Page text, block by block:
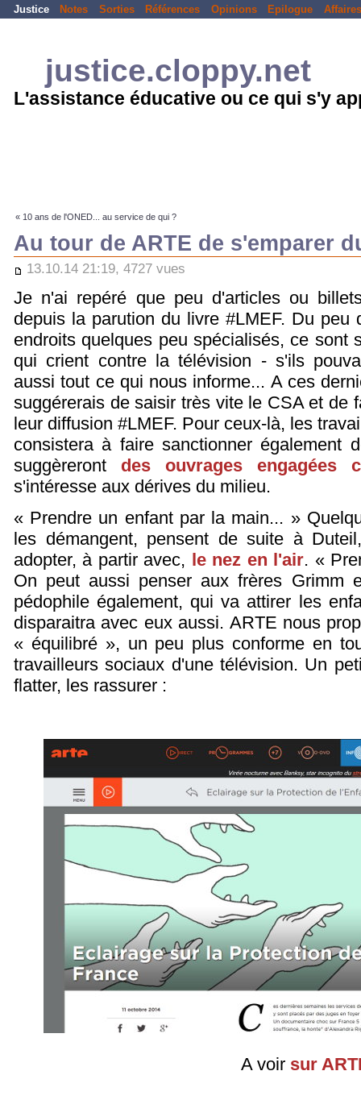
Justice Notes Sorties Références Opinions Epilogue Affaires
justice.cloppy.net
L'assistance éducative ou ce qui s'y
« 10 ans de l'ONED... au service de qui ?
Au tour de ARTE de s'emparer
13.10.14 21:19, 4727 vues
Je n'ai repéré que peu d'articles ou
depuis la parution du livre #LMEF. Du
endroits quelques peu spécialisés, ce sont
qui crient contre la télévision - s'ils
aussi tout ce qui nous informe... A ces
suggérerais de saisir très vite le CSA et de
leur diffusion #LMEF. Pour ceux-là, les
consistera à faire sanctionner également
suggèreront des ouvrages engagées
s'intéresse aux dérives du milieu.
« Prendre un enfant par la main... »
les démangent, pensent de suite à
adopter, à partir avec, le nez en l'air. «
On peut aussi penser aux frères Grimm
pédophile également, qui va attirer les
disparaitra avec eux aussi. ARTE nous
« équilibré », un peu plus conforme en
travailleurs sociaux d'une télévision. Un
flatter, les rassurer :
A voir sur